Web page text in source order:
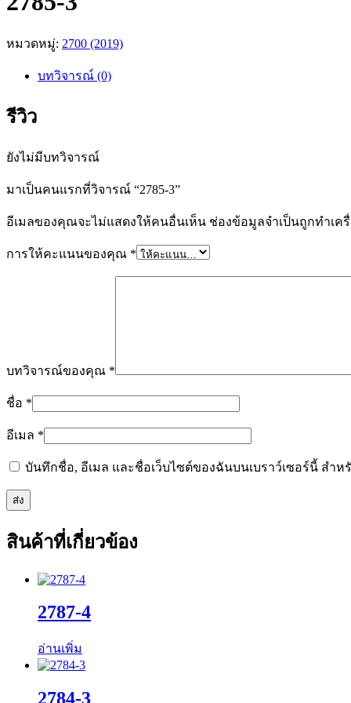
หมวดหมู่: 2700 (2019)
บทวิจารณ์ (0)
รีวิว
ยังไม่มีบทวิจารณ์
มาเป็นคนแรกที่วิจารณ์ “2785-3”
อีเมลของคุณจะไม่แสดงให้คนอื่นเห็น ช่องข้อมูลจำเป็นถูกทำเค
การให้คะแนนของคุณ *
บทวิจารณ์ของคุณ *
ชื่อ *
อีเมล *
บันทึกชื่อ, อีเมล และชื่อเว็บไซต์ของฉันบนเบราว์เซอร์นี้ สำห
สินค้าที่เกี่ยวข้อง
2787-4
อ่านเพิ่ม
2784-3